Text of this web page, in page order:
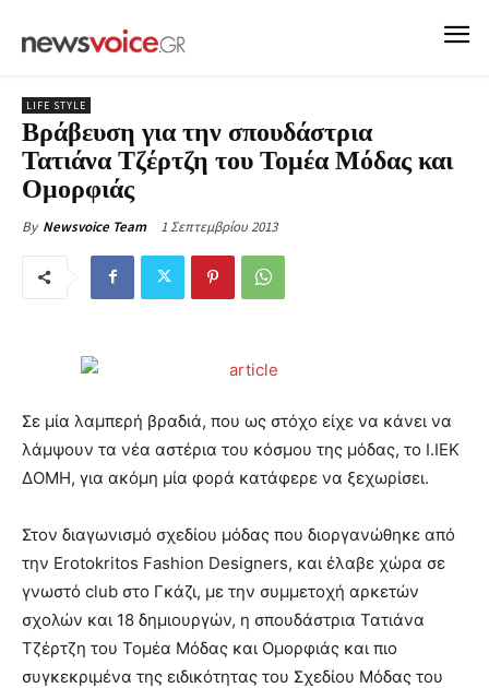
LIFE STYLE
Βράβευση για την σπουδάστρια
Τατιάνα Τζέρτζη του Τομέα Μόδας και
Ομορφιάς
By Newsvoice Team 1 Σεπτεμβρίου 2013
Σε μία λαμπερή βραδιά, που ως στόχο είχε να κάνει να
λάμψουν τα νέα αστέρια του κόσμου της μόδας, το Ι.ΙΕΚ
ΔΟΜΗ, για ακόμη μία φορά κατάφερε να ξεχωρίσει.
Στον διαγωνισμό σχεδίου μόδας που διοργανώθηκε από
την Erotokritos Fashion Designers, και έλαβε χώρα σε
γνωστό club στο Γκάζι, με την συμμετοχή αρκετών
σχολών και 18 δημιουργών, η σπουδάστρια Τατιάνα
Τζέρτζη του Τομέα Μόδας και Ομορφιάς και πιο
συγκεκριμένα της ειδικότητας του Σχεδίου Μόδας του